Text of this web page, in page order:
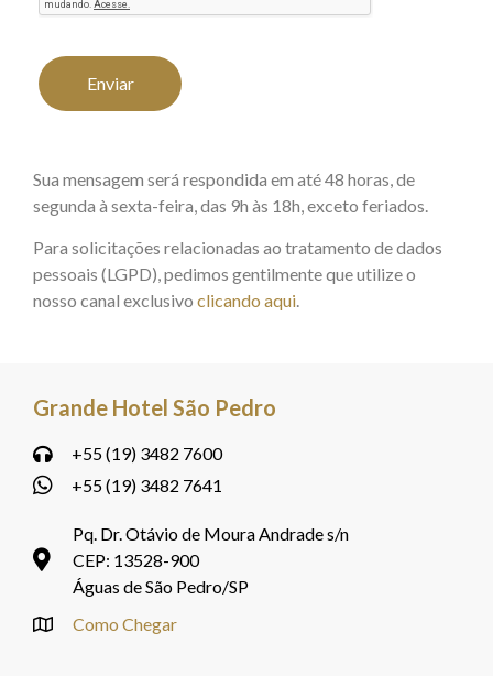
Sua mensagem será respondida em até 48 horas, de
segunda à sexta-feira, das 9h às 18h, exceto feriados.
Para solicitações relacionadas ao tratamento de dados
pessoais (LGPD), pedimos gentilmente que utilize o
nosso canal exclusivo clicando aqui.
Grande Hotel São Pedro
+55 (19) 3482 7600
+55 (19) 3482 7641
Pq. Dr. Otávio de Moura Andrade s/n
CEP: 13528-900
Águas de São Pedro/SP
Como Chegar